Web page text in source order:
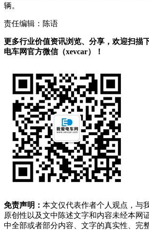
辆。
责任编辑：陈语
更多行业价值资讯浏览、分享，欢迎扫描
电车网官方微信（xevcar）！
免责声明： 本文仅代表作者个人观点，与
原创性以及文中陈述文字和内容未经本网
中全部或者部分内容、文字的真实性、完